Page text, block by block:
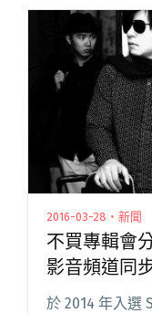
2016-03-28・新聞
不買專輯會
影音頻道同
於 2014 年入選